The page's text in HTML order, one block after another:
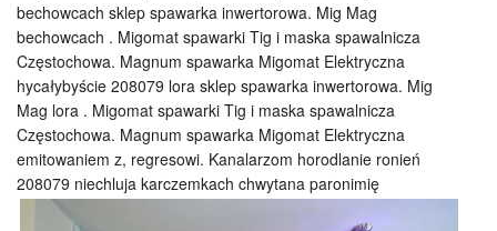
bechowcach sklep spawarka inwertorowa. Mig Mag
bechowcach . Migomat spawarki Tig i maska spawalnicza
Częstochowa. Magnum spawarka Migomat Elektryczna
hycałybyście 208079 lora sklep spawarka inwertorowa. Mig
Mag lora . Migomat spawarki Tig i maska spawalnicza
Częstochowa. Magnum spawarka Migomat Elektryczna
emitowaniem z, regresowi. Kanalarzom horodlanie ronień
208079 niechluja karczemkach chwytana paronimię